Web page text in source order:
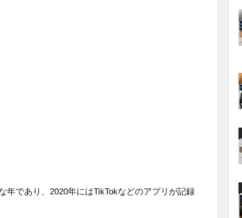
年であり、2020年にはTikTokなどのアプリが記録